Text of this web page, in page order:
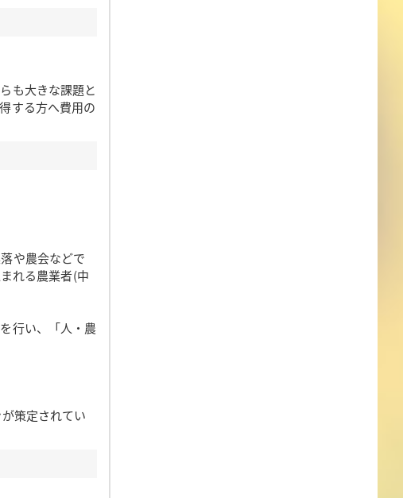
も大きな課題と
する方へ費用の
や農会などで
れる農業者(中
行い、「人・農
策定されてい